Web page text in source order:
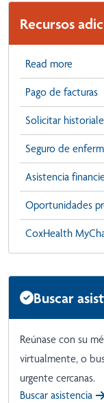
Recursos
Read more
Pago de facturas
Solicitar
Seguro de
Asistencia
Oportunidades
CoxHealth
Buscar
Reúnase con su
virtualmente, o
urgente cercanas.
Buscar asistencia